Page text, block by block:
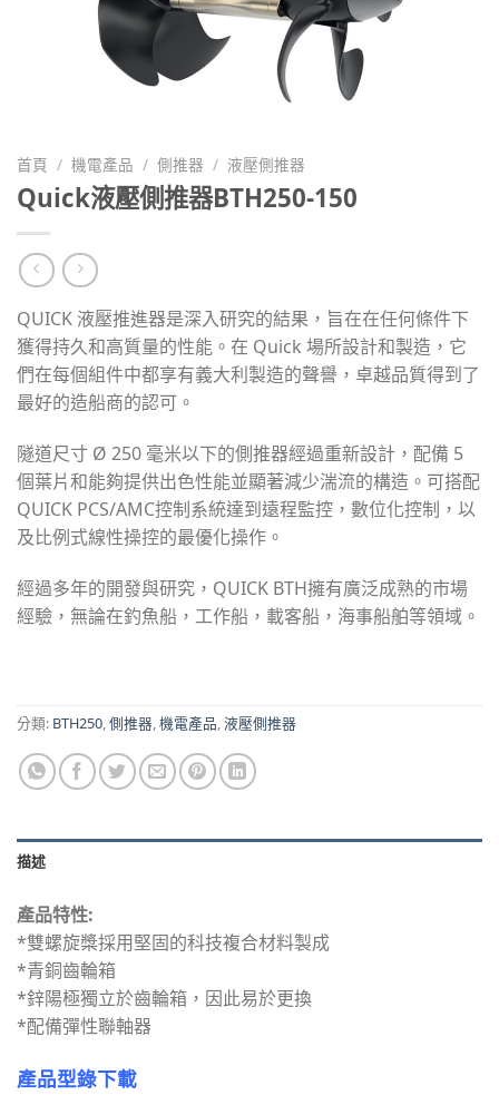
首頁 / 機電產品 / 側推器 / 液壓側推器
Quick液壓側推器BTH250-150
QUICK 液壓推進器是深入研究的結果，旨在在任何條件下
獲得持久和高質量的性能。在 Quick 場所設計和製造，它
們在每個組件中都享有義大利製造的聲譽，卓越品質得到了
最好的造船商的認可。
隧道尺寸 Ø 250 毫米以下的側推器經過重新設計，配備 5
個葉片和能夠提供出色性能並顯著減少湍流的構造。可搭配
QUICK PCS/AMC控制系統達到遠程監控，數位化控制，以
及比例式線性操控的最優化操作。
經過多年的開發與研究，QUICK BTH擁有廣泛成熟的市場
經驗，無論在釣魚船，工作船，載客船，海事船舶等領域。
分類: BTH250,側推器,機電產品,液壓側推器
描述
產品特性:
*雙螺旋槳採用堅固的科技複合材料製成
*青銅齒輪箱
*鋅陽極獨立於齒輪箱，因此易於更換
*配備彈性聯軸器
產品型錄下載